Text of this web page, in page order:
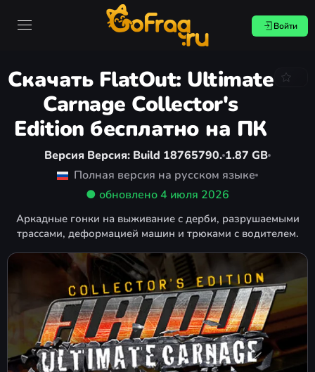
Войти
Скачать FlatOut: Ultimate
Carnage Collector's
Edition бесплатно на ПК
Версия Версия: Build 18765790. 1.87 GB
Полная версия на русском языке
● обновлено4 июля 2026
Аркадные гонки на выживание с дерби, разрушаемыми
трассами, деформацией машин и трюками с водителем.